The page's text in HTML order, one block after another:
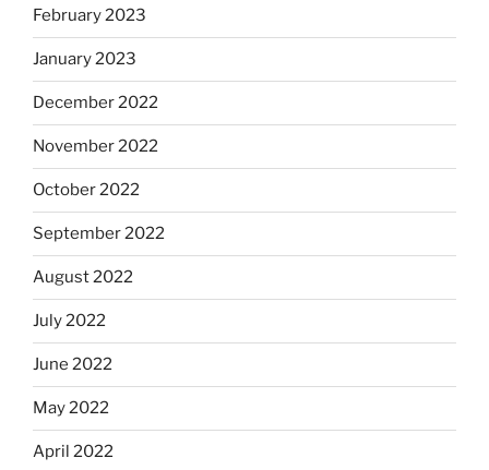
February 2023
January 2023
December 2022
November 2022
October 2022
September 2022
August 2022
July 2022
June 2022
May 2022
April 2022